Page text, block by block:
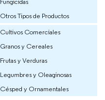
Otros Tipos de Productos
Cultivos Comerciales
Granos y Cereales
Frutas y Verduras
Legumbres y Oleaginosas
Césped y Ornamentales